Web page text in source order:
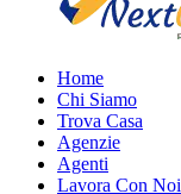
Home
Chi Siamo
Trova Casa
Agenzie
Agenti
Lavora Con Noi